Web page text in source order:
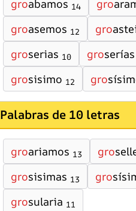
groabamos 14 gro
groasemos 12 gro
groserias 10 groserías
grosisimo 12 gro
Palabras de 10 letras
groariamos 13 gro
grosisimas 13 gro
grosularia 11